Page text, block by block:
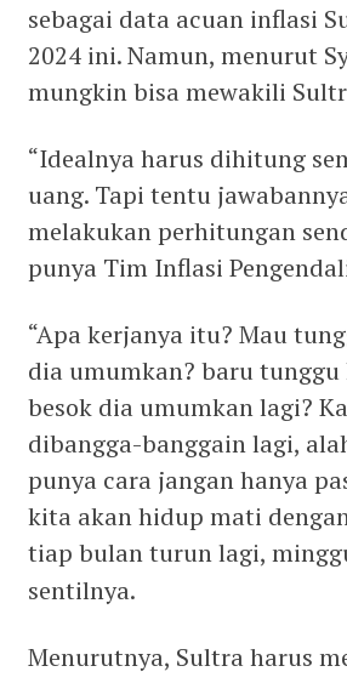
sebagai data acuan inflasi
2024 ini. Namun, menurut
mungkin bisa mewakili
“Idealnya harus dihitung
uang. Tapi tentu
melakukan perhitungan
punya Tim Inflasi
“Apa kerjanya itu? Mau
dia umumkan? baru
besok dia umumkan lagi?
dibangga-banggain lagi,
punya cara jangan hanya
kita akan hidup mati
tiap bulan turun lagi,
sentilnya.
Menurutnya, Sultra harus